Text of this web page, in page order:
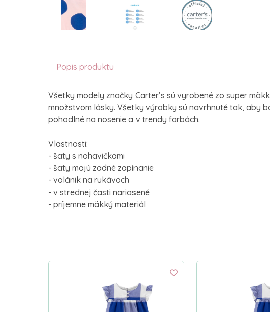
Popis produktu
Všetky modely značky Carter’s sú vyrobené zo super
množstvom lásky. Všetky výrobky sú navrhnuté tak, aby
pohodlné na nosenie a v trendy farbách.
Vlastnosti:
- šaty s nohavičkami
- šaty majú zadné zapínanie
- volánik na rukávoch
- v strednej časti nariasené
- príjemne mäkký materiál